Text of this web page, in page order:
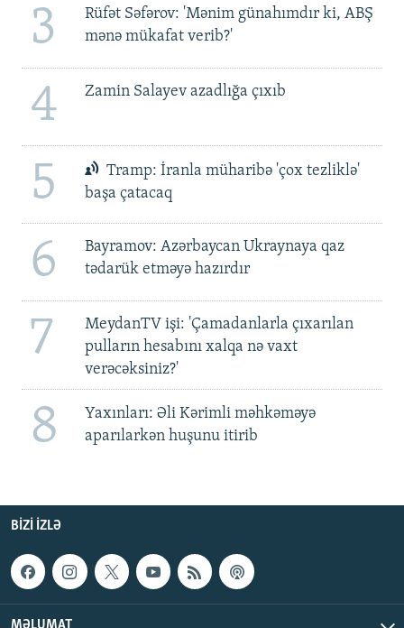
3
Rüfət Səfərov: 'Mənim günahımdır ki, ABŞ
mənə mükafat verib?'
4 Zamin Salayev azadlığa çıxıb
5
Tramp: İranla müharibə 'çox tezliklə'
başa çatacaq
6
Bayramov: Azərbaycan Ukraynaya qaz
tədarük etməyə hazırdır
7
MeydanTV işi: 'Çamadanlarla çıxarılan
pulların hesabını xalqa nə vaxt
verəcəksiniz?'
8
Yaxınları: Əli Kərimli məhkəməyə
aparılarkən huşunu itirib
BIZI IZLƏ
MƏLUMAT